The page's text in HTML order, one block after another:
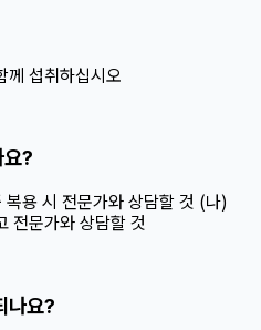
께 섭취하십시오
요?
용 시 전문가와 상담할 것 (나)
전문가와 상담할 것
나요?